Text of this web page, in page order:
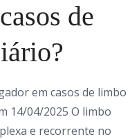
de
em casos de limbo
14/04/2025 O limbo
e recorrente no